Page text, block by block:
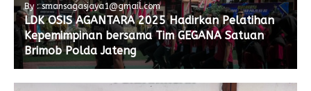
By : smansagasjaya1@gmail.com
LDK OSIS AGANTARA 2025 Hadirkan Pelatihan
Kepemimpinan bersama Tim GEGANA Satuan
Brimob Polda Jateng